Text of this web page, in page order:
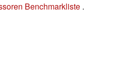
Benchmarkliste .